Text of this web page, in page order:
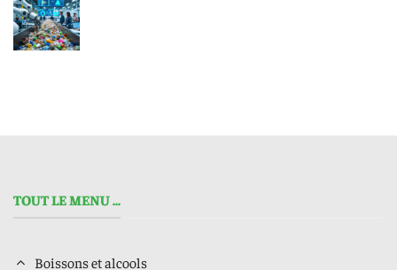
TOUT LE MENU ...
Boissons et alcools